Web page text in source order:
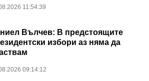
11:54:39
Вълчев: В предстоящите
избори аз няма да
09:14:12